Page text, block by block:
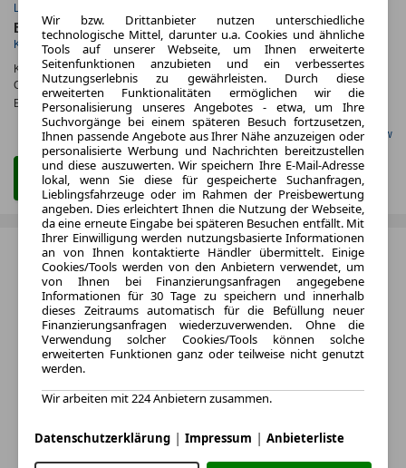
Leasingfaktor
Benzin
Kraftstoff
Kraftstoffverbr.¹: ca. 12,7 l/100km(komb.)
CO
-Emissionen*: ca. 288 g/km (komb.)
Effizienzklasse: G
Gefunden auf Carwow
Zum Leasing Angebot
Wir bzw. Drittanbieter nutzen unterschiedliche
technologische Mittel, darunter u.a. Cookies und ähnliche
Tools auf unserer Webseite, um Ihnen erweiterte
Seitenfunktionen anzubieten und ein verbessertes
Nutzungserlebnis zu gewährleisten. Durch diese
erweiterten Funktionalitäten ermöglichen wir die
Personalisierung unseres Angebotes - etwa, um Ihre
Suchvorgänge bei einem späteren Besuch fortzusetzen,
Ihnen passende Angebote aus Ihrer Nähe anzuzeigen oder
personalisierte Werbung und Nachrichten bereitzustellen
und diese auszuwerten. Wir speichern Ihre E-Mail-Adresse
lokal, wenn Sie diese für gespeicherte Suchanfragen,
Lieblingsfahrzeuge oder im Rahmen der Preisbewertung
angeben. Dies erleichtert Ihnen die Nutzung der Webseite,
da eine erneute Eingabe bei späteren Besuchen entfällt. Mit
Ihrer Einwilligung werden nutzungsbasierte Informationen
an von Ihnen kontaktierte Händler übermittelt. Einige
Cookies/Tools werden von den Anbietern verwendet, um
von Ihnen bei Finanzierungsanfragen angegebene
Informationen für 30 Tage zu speichern und innerhalb
dieses Zeitraums automatisch für die Befüllung neuer
Finanzierungsanfragen wiederzuverwenden. Ohne die
Verwendung solcher Cookies/Tools können solche
erweiterten Funktionen ganz oder teilweise nicht genutzt
werden.
Wir arbeiten mit 224 Anbietern zusammen.
Datenschutzerklärung | Impressum | Anbieterliste